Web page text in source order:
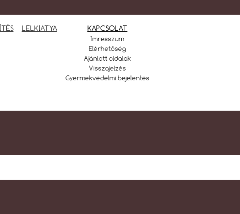
LELKIATYA KAPCSOLAT
Imresszum
Elérhetőség
Ajánlott oldalak
Visszajelzés
Gyermekvédelmi bejelentés